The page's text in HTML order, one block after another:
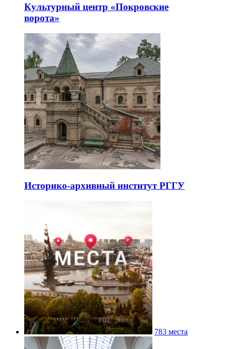
Культурный центр «Покровские
ворота»
Историко-архивный институт РГГУ
783 места